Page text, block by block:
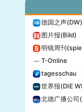
德国之声(DW)
图片报(Bild)
明镜周刊
T-Online
tagesschau
世界报(DIE
北德广播公司